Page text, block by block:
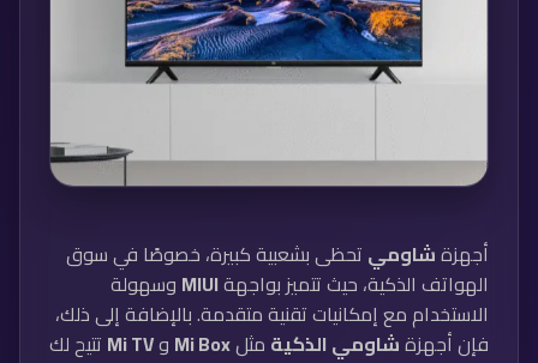
أجهزةشاومي تحظى بشعبية كبيرة، خصوصًا في سوق
الهواتف الذكية، حيث تتميز بواجهةMIUI وسهولة
الاستخدام مع إمكانيات تقنية متقدمة. بالإضافة إلى ذلك،
فإن أجهزةشاومي الذكية مثلMi Box وMi TV تتيح لك